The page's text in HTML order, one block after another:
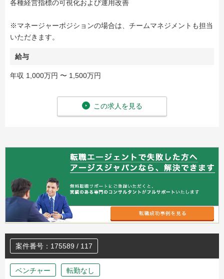
各種経営指標の可視化および運用改善
※マネージャーポジションの場合は、チームマネジメントも担当
いただきます。
給与
年収 1,000万円 〜 1,500万円
この求人を見る
案件番号：175589 / 117
ベンチャー 転勤なし